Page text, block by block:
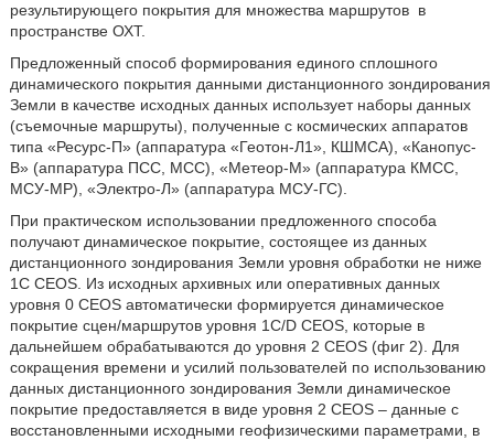
результирующего покрытия для множества маршрутов в
пространстве ОХТ.
Предложенный способ формирования единого сплошного
динамического покрытия данными дистанционного зондирования
Земли в качестве исходных данных использует наборы данных
(съемочные маршруты), полученные с космических аппаратов
типа «Ресурс-П» (аппаратура «Геотон-Л1», КШМСА), «Канопус-
В» (аппаратура ПСС, МСС), «Метеор-М» (аппаратура КМСС,
МСУ-МР), «Электро-Л» (аппаратура МСУ-ГС).
При практическом использовании предложенного способа
получают динамическое покрытие, состоящее из данных
дистанционного зондирования Земли уровня обработки не ниже
1С CEOS. Из исходных архивных или оперативных данных
уровня 0 CEOS автоматически формируется динамическое
покрытие сцен/маршрутов уровня 1С/D CEOS, которые в
дальнейшем обрабатываются до уровня 2 CEOS (фиг 2). Для
сокращения времени и усилий пользователей по использованию
данных дистанционного зондирования Земли динамическое
покрытие предоставляется в виде уровня 2 CEOS – данные с
восстановленными исходными геофизическими параметрами, в